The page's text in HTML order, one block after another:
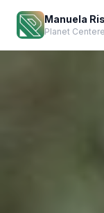
Manuela
Planet